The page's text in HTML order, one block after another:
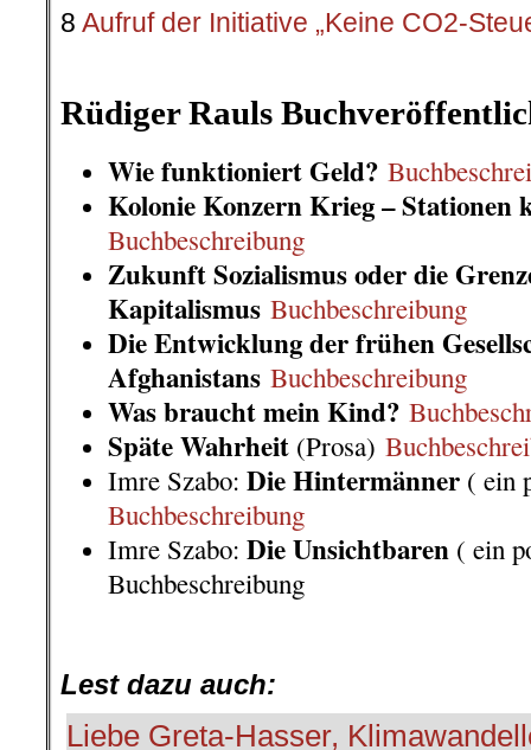
8 Aufruf der Initiative „Keine CO2-
Rüdiger Rauls
Wie funktioniert Geld?
Kolonie Konzern Krieg –
Buchbeschreibung
Zukunft Sozialismus oder die
Kapitalismus Buchbeschreibung
Die Entwicklung der frühen
Afghanistans Buchbeschreibung
Was braucht mein Kind?
Späte Wahrheit (Prosa)
Imre Szabo: Die Hintermänner ( ein
Buchbeschreibung
Imre Szabo: Die Unsichtbaren ( ein
Buchbeschreibung
Lest dazu auch:
Liebe Greta-Hasser,